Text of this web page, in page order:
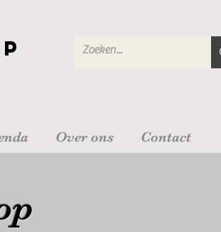
Over ons Contact